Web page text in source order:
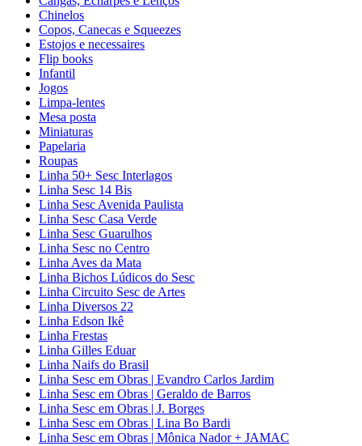
Chinelos
Copos, Canecas e Squeezes
Estojos e necessaires
Flip books
Infantil
Jogos
Limpa-lentes
Mesa posta
Miniaturas
Papelaria
Roupas
Linha 50+ Sesc Interlagos
Linha Sesc 14 Bis
Linha Sesc Avenida Paulista
Linha Sesc Casa Verde
Linha Sesc Guarulhos
Linha Sesc no Centro
Linha Aves da Mata
Linha Bichos Lúdicos do Sesc
Linha Circuito Sesc de Artes
Linha Diversos 22
Linha Edson Ikê
Linha Frestas
Linha Gilles Eduar
Linha Naifs do Brasil
Linha Sesc em Obras | Evandro Carlos Jardim
Linha Sesc em Obras | Geraldo de Barros
Linha Sesc em Obras | J. Borges
Linha Sesc em Obras | Lina Bo Bardi
Linha Sesc em Obras | Mônica Nador + JAMAC